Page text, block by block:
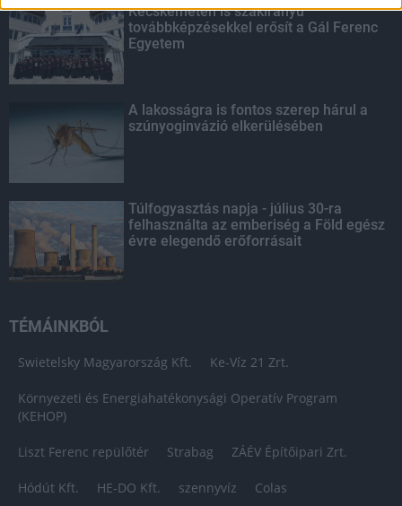
Kecskeméten is szakirányú
továbbképzésekkel erősít a Gál Ferenc
Egyetem
A lakosságra is fontos szerep hárul a
szúnyoginvázió elkerülésében
Túlfogyasztás napja - július 30-ra
felhasználta az emberiség a Föld egész
évre elegendő erőforrásait
TÉMÁINKBÓL
Swietelsky Magyarország Kft. Ke-Víz 21 Zrt.
Környezeti és Energiahatékonysági Operatív Program
(KEHOP)
Liszt Ferenc repülőtér Strabag ZÁÉV Építőipari Zrt.
Hódút Kft. HE-DO Kft. szennyvíz Colas